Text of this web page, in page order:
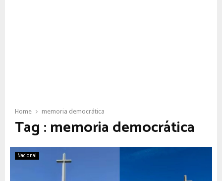
Home memoria democrática
Tag : memoria democrática
Nacional